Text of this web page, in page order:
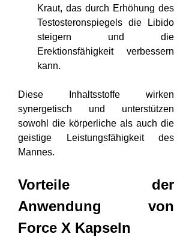
Kraut, das durch Erhöhung des
Testosteronspiegels die Libido
steigern und die
Erektionsfähigkeit verbessern
kann.
Diese Inhaltsstoffe wirken
synergetisch und unterstützen
sowohl die körperliche als auch die
geistige Leistungsfähigkeit des
Mannes.
Vorteile der
Anwendung von
Force X Kapseln